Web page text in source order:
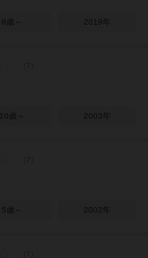
8歳～ 2019年
10歳～ 2003年
5歳～ 2002年